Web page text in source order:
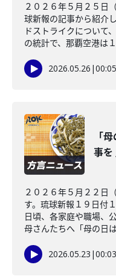
２０２６年５月２５日
球新報の記事から紹介
ドストライクについて
の統計で、那覇空港は
2026.05.26 |
「
事
２０２６年５月２２日
す。琉球新報１９日付
日頃、各家庭や職場、
母さんたちへ「母の日
2026.05.23 |